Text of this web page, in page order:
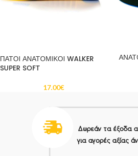
ΠΑΤΟΙ ΑΝΑΤΟΜΙΚΟΙ WALKER
SUPER SOFT
17.00€
Δωρεάν τα έξοδα
για αγορές αξίας